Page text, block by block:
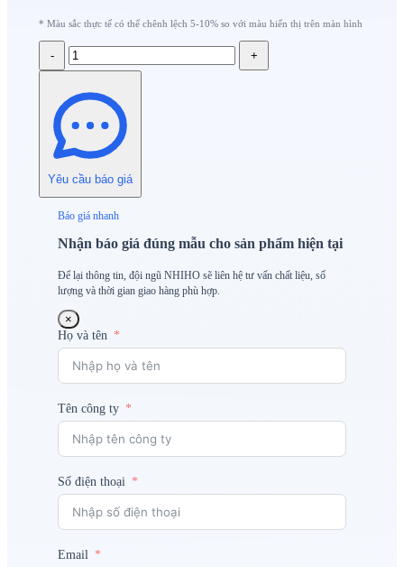
* Màu sắc thực tế có thể chênh lệch 5-10% so với màu hiển thị trên màn hình
- +
Yêu cầu báo giá
Báo giá nhanh
Nhận báo giá đúng mẫu cho sản phẩm hiện tại
Để lại thông tin, đội ngũ NHIHO sẽ liên hệ tư vấn chất liệu, số
lượng và thời gian giao hàng phù hợp.
×
Họ và tên
Tên công ty
Số điện thoại
Email